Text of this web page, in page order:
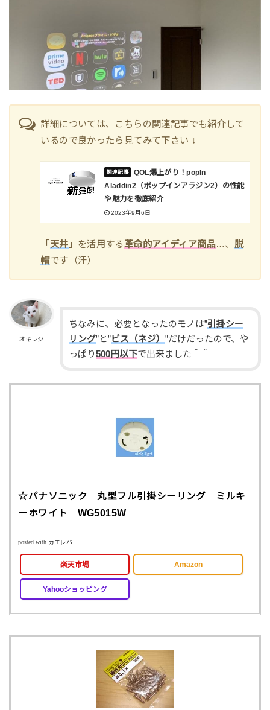
詳細については、こちらの関連記事でも紹介して
いるので良かったら見てみて下さい ↓
QOL爆上がり！popln
Aladdin2（ポップインアラジン2）の性能
や魅力を徹底紹介
2023年9月6日
「 天井 」を活用する革命的アイディア商品…、 脱
帽です（汗）
オキレジ
ちなみに、必要となったのモノは”引掛シー
リング”と”ビス（ネジ） ”だけだったので、や
っぱり500円以下で出来ました＾＾
☆パナソニック 丸型フル引掛シーリング ミルキ
ーホワイト WG5015W
posted with カエレバ
楽天市場 Amazon
Yahooショッピング